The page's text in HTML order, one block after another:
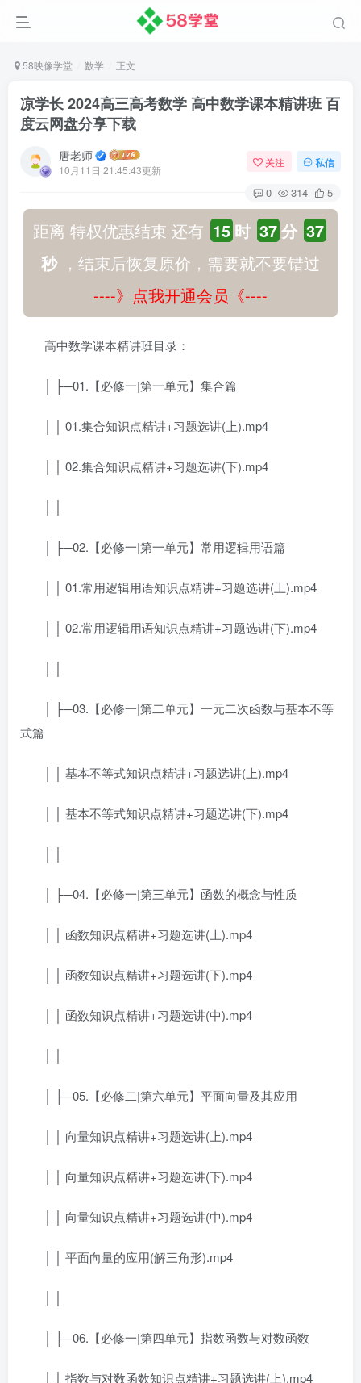
58映像学堂 数学 正文
凉学长 2024高三高考数学 高中数学课本精讲班 百
度云网盘分享下载
唐老师
10月11日 21:45:43更新
关注 私信
0 314 5
距离 特权优惠结束 还有 15 时 37分 36
秒，结束后恢复原价，需要就不要错过
----》点我开通会员《----
高中数学课本精讲班目录：
│ ├─01.【必修一|第一单元】集合篇
│ │ 01.集合知识点精讲+习题选讲(上).mp4
│ │ 02.集合知识点精讲+习题选讲(下).mp4
│ ├─02.【必修一|第一单元】常用逻辑用语篇
│ │ 01.常用逻辑用语知识点精讲+习题选讲(上).mp4
│ │ 02.常用逻辑用语知识点精讲+习题选讲(下).mp4
│ ├─03.【必修一|第二单元】一元二次函数与基本不等
式篇
│ │ 基本不等式知识点精讲+习题选讲(上).mp4
│ │ 基本不等式知识点精讲+习题选讲(下).mp4
│ ├─04.【必修一|第三单元】函数的概念与性质
│ │ 函数知识点精讲+习题选讲(上).mp4
│ │ 函数知识点精讲+习题选讲(下).mp4
│ │ 函数知识点精讲+习题选讲(中).mp4
│ ├─05.【必修二|第六单元】平面向量及其应用
│ │ 向量知识点精讲+习题选讲(上).mp4
│ │ 向量知识点精讲+习题选讲(下).mp4
│ │ 向量知识点精讲+习题选讲(中).mp4
│ │ 平面向量的应用(解三角形).mp4
│ ├─06.【必修一|第四单元】指数函数与对数函数
│ │ 指数与对数函数知识点精讲+习题选讲(上).mp4